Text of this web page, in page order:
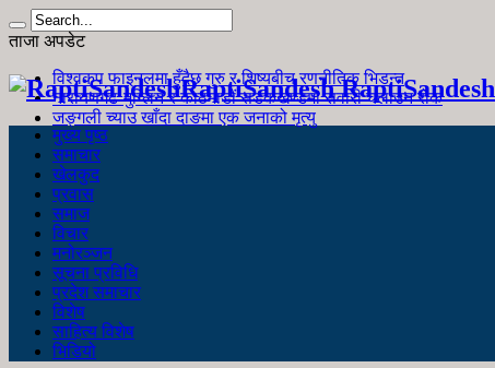
ताजा अपडेट
विश्वकप फाइनलमा हुँदैछ गुरु र शिष्यबीच रणनीतिक भिडन्त
नारायणगढ-मुग्लिन र काठमाडौं सडकखण्डमा सवारी चलाउन रोक
जङ्गली च्याउ खाँदा दाङमा एक जनाको मृत्यु
RaptiSandesh RaptiSandesh
मुख्य पृष्ठ
समाचार
खेलकुद
प्रवास
समाज
विचार
मनोरञ्जन
सूचना प्रविधि
प्रदेश समाचार
विशेष
साहित्य विशेष
भिडियो